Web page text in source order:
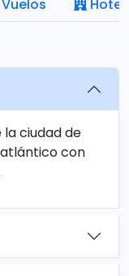
Vuelos
ciudad de
con